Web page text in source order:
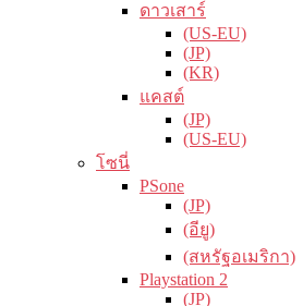
ดาวเสาร์
(US-EU)
(JP)
(KR)
แคสต์
(JP)
(US-EU)
โซนี่
PSone
(JP)
(อียู)
(สหรัฐอเมริกา)
Playstation 2
(JP)